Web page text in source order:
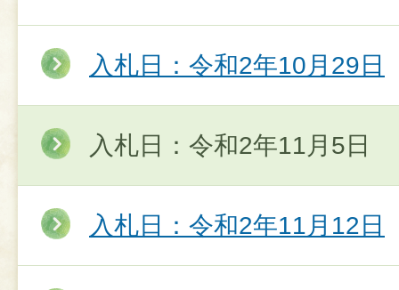
入札日：令和2年10月29日
入札日：令和2年11月5日
入札日：令和2年11月12日